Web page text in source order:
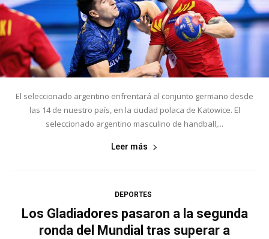
El seleccionado argentino enfrentará al conjunto germano desde
las 14 de nuestro país, en la ciudad polaca de Katowice. El
seleccionado argentino masculino de handball,...
Leer más
DEPORTES
Los Gladiadores pasaron a la segunda
ronda del Mundial tras superar a